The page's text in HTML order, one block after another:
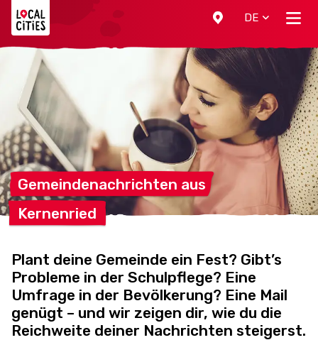
DE
Gemeindenachrichten aus
Kernenried
Plant deine Gemeinde ein Fest? Gibt’s
Probleme in der Schulpflege? Eine
Umfrage in der Bevölkerung? Eine Mail
genügt – und wir zeigen dir, wie du die
Reichweite deiner Nachrichten steigerst.